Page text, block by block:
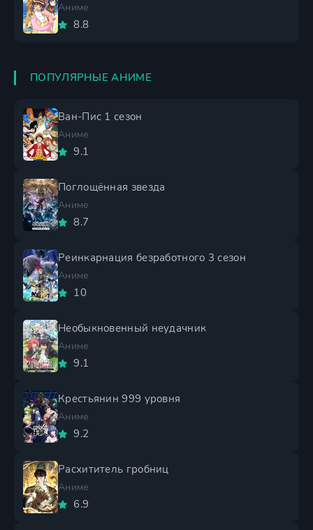
Аниме
8.8
ПОПУЛЯРНЫЕ АНИМЕ
Ван-Пис 1 сезон
Аниме
9.1
Поглощённая звезда
Аниме
8.7
Реинкарнация безработного 3 сезон
Аниме
10
Необыкновенный неудачник
Аниме
9.1
Крестьянин 999 уровня
Аниме
9.2
Расхититель гробниц
Аниме
6.9